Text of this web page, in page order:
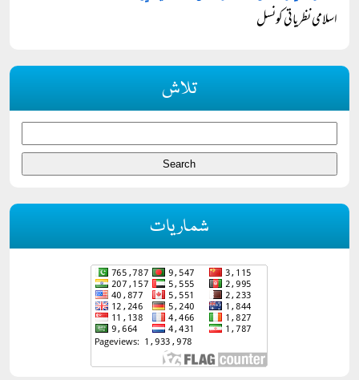
اسلامی نظریاتی کونسل
تلاش
شماریات